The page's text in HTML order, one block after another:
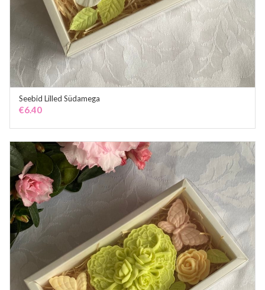
Seebid Lilled Südamega
€6.40